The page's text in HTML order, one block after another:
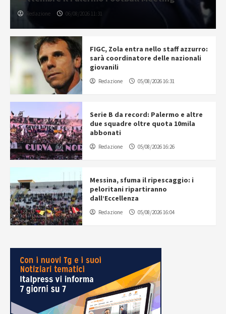
Redazione 06/08/2026 11:31
FIGC, Zola entra nello staff azzurro:
sarà coordinatore delle nazionali
giovanili
Redazione 05/08/2026 16:31
Serie B da record: Palermo e altre
due squadre oltre quota 10mila
abbonati
Redazione 05/08/2026 16:26
Messina, sfuma il ripescaggio: i
peloritani ripartiranno
dall’Eccellenza
Redazione 05/08/2026 16:04